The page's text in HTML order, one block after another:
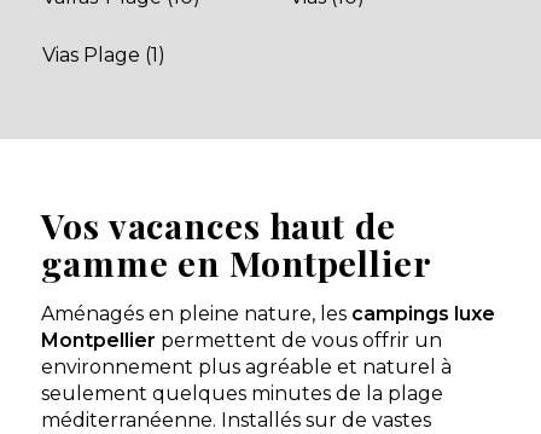
Vos vacances haut de
gamme en Montpellier
Aménagés en pleine nature, les campings luxe
Montpellier permettent de vous offrir un
environnement plus agréable et naturel à
seulement quelques minutes de la plage
méditerranéenne. Installés sur de vastes
Vias Plage (1)